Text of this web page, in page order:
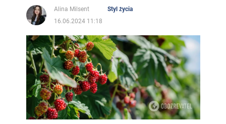
Alina Milsent
Styl życia
16.06.2024 11:18